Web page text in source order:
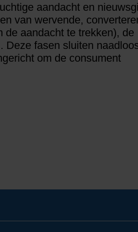
aandacht en
van wervende,
de aandacht te trekken), de
fasen sluiten
om de consument